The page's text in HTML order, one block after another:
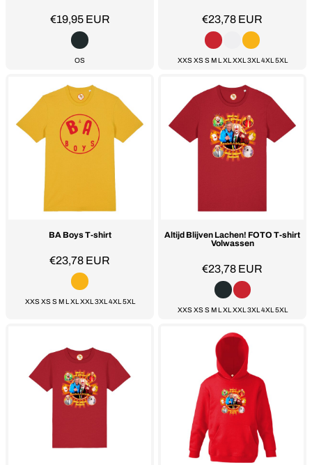
€19,95 EUR
OS
€23,78 EUR
XXS XS S M L XL XXL 3XL 4XL 5XL
BA Boys T-shirt
€23,78 EUR
XXS XS S M L XL XXL 3XL 4XL 5XL
Altijd Blijven Lachen! FOTO T-shirt
Volwassen
€23,78 EUR
XXS XS S M L XL XXL 3XL 4XL 5XL